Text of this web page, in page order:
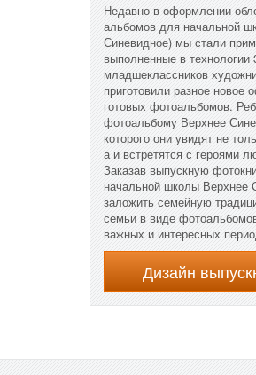
Недавно в оформлении
альбомов для начальной
Синевидное) мы стали
выполненные в технологии
младшеклассников
приготовили разное новое
готовых фотоальбомов.
фотоальбому Верхнее
которого они увидят не
а и встретятся с героями
Заказав выпускную
начальной школы Верхнее
заложить семейную
семьи в виде
важных и интересных
Дизайн